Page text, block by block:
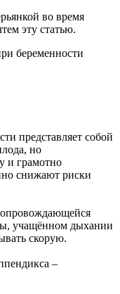
во время
эту статью.
беременности
представляет собой
но
и грамотно
снижают риски
учащённом дыхании
скорую.
–